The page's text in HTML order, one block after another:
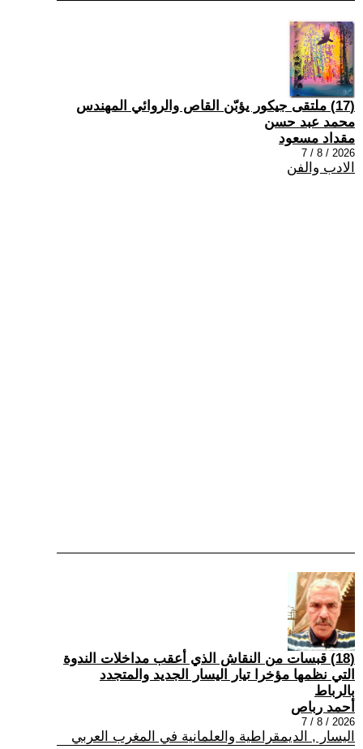
(17) ملتقى جيكور يؤبّن القاص والروائي المهندس
محمد عبد حسن
مقداد مسعود
2026 / 8 / 7
الادب والفن
(18) قبسات من النقاش الذي أعقب مداخلات الندوة
التي نظمها مؤخرا تيار اليسار الجديد والمتجدد
بالرباط
أحمد رباص
2026 / 8 / 7
اليسار , الديمقراطية والعلمانية في المغرب العربي